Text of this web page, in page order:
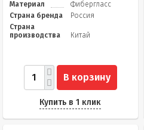
Материал
Фибергласс
Страна бренда
Россия
Страна
производства
Китай
В корзину
Купить в 1 клик